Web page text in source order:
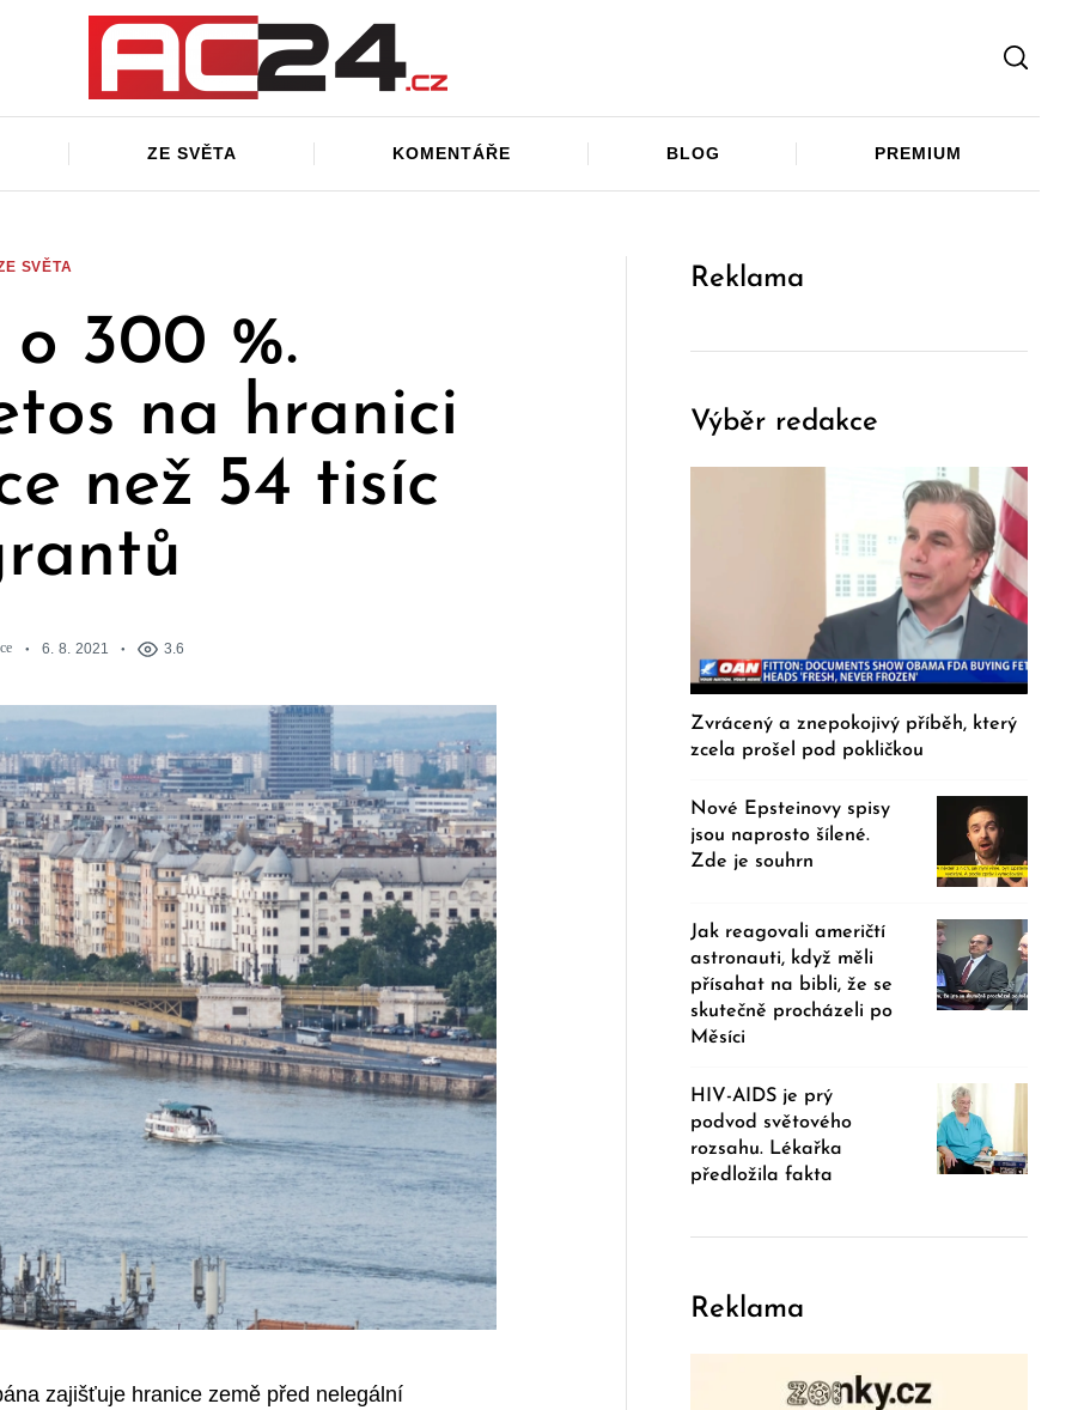
ZE SVĚTA KOMENTÁŘE BLOG PREMIUM
SVĚTA
300 %.
na hranici
než 54 tisíc
6. 8. 2021 3.6
zajišťuje hranice země před nelegální
Reklama
Výběr redakce
Zvrácený a znepokojivý příběh, který
zcela prošel pod pokličkou
Nové Epsteinovy spisy
jsou naprosto šílené.
Zde je souhrn
Jak reagovali američtí
astronauti, když měli
přísahat na bibli, že se
skutečně procházeli po
Měsíci
HIV-AIDS je prý
podvod světového
rozsahu. Lékařka
předložila fakta
Reklama